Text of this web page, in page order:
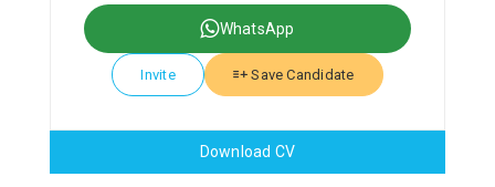
WhatsApp
Invite Save Candidate
Download CV